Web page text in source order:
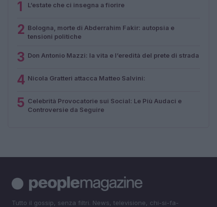
1 L’estate che ci insegna a fiorire
2 Bologna, morte di Abderrahim Fakir: autopsia e
tensioni politiche
3 Don Antonio Mazzi: la vita e l’eredità del prete di strada
4 Nicola Gratteri attacca Matteo Salvini:
5 Celebrità Provocatorie sui Social: Le Più Audaci e
Controversie da Seguire
Tutto il gossip, senza filtri. News, televisione, chi-si-fa-